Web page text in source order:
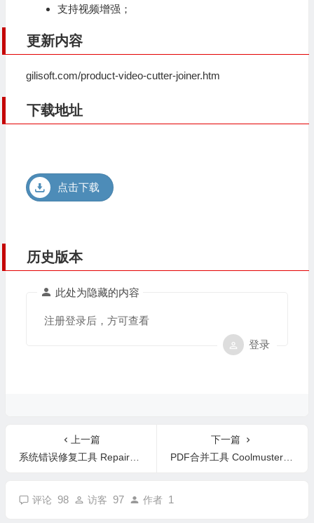
支持视频增强 ；
更新内容
gilisoft.com/product-video-cutter-joiner.htm
下载地址
点击下载
历史版本
此处为隐藏的内容
注册登录后，方可查看
登录
上一篇
系统错误修复工具 RepairKit 1.3.7 英文版
下一篇
PDF合并工具 Coolmuster PDF Merger 3.2.3 中文版
评论 98 访客 97 作者 1